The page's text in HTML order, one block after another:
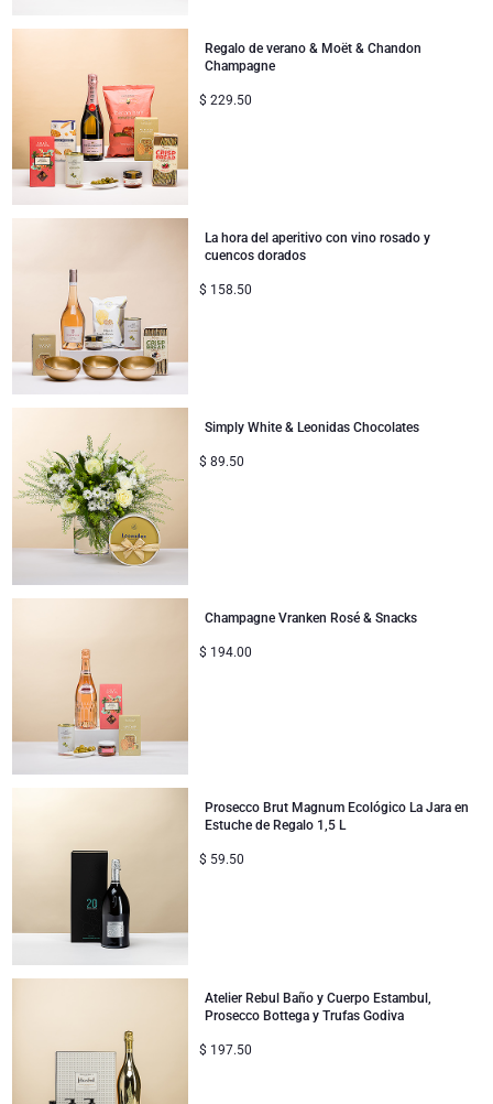
Regalo de verano & Moët & Chandon
Champagne
$ 229.50
La hora del aperitivo con vino rosado y
cuencos dorados
$ 158.50
Simply White & Leonidas Chocolates
$ 89.50
Champagne Vranken Rosé & Snacks
$ 194.00
Prosecco Brut Magnum Ecológico La Jara en
Estuche de Regalo 1,5 L
$ 59.50
Atelier Rebul Baño y Cuerpo Estambul,
Prosecco Bottega y Trufas Godiva
$ 197.50